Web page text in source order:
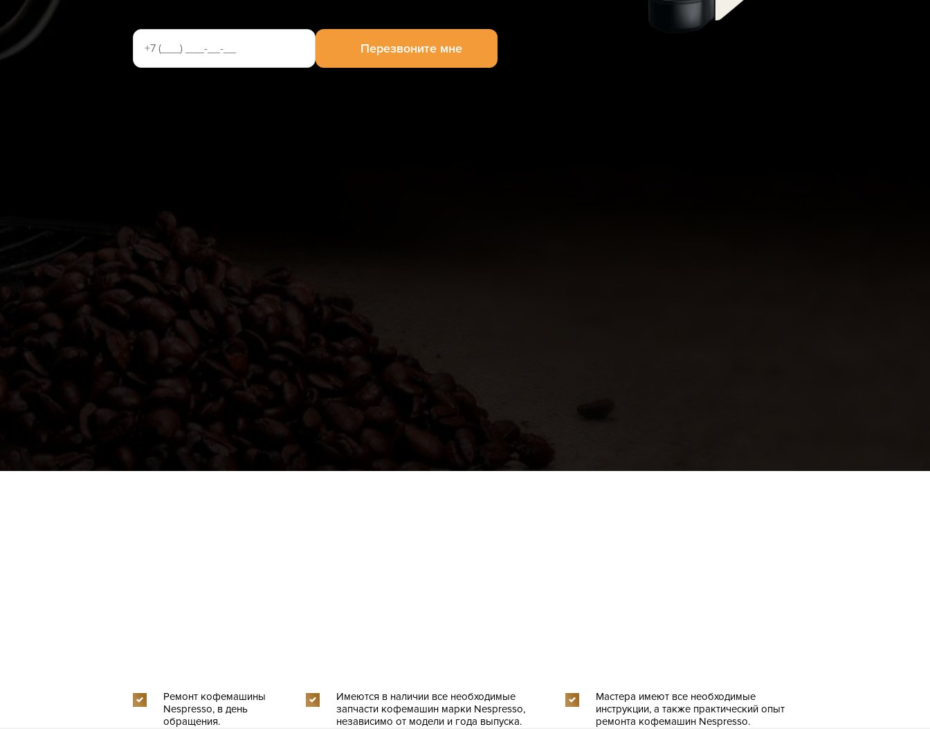
Ремонт кофемашины
Nespresso, в день
обращения.
Имеются в наличии все необходимые
запчасти кофемашин марки Nespresso,
независимо от модели и года выпуска.
Мастера имеют все необходимые
инструкции, а также практический опыт
ремонта кофемашин Nespresso.